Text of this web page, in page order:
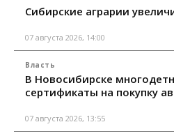
Сибирские аграрии
07 августа 2026, 14:00
Власть
В Новосибирске
сертификаты на покупку
07 августа 2026, 13:55